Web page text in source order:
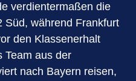
verdientermaßen die
Süd, während Frankfurt
den Klassenerhalt
Team aus der
nach Bayern reisen,